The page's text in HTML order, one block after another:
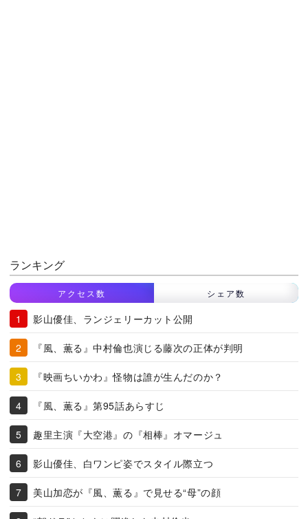
ランキング
アクセス数 シェア数
影山優佳、ランジェリーカット公開
『風、薫る』中村倫也演じる藤次の正体が判明
『映画ちいかわ』怪物は誰が生んだのか？
『風、薫る』第95話あらすじ
趣里主演『大空港』の『相棒』オマージュ
影山優佳、白ワンピ姿でスタイル際立つ
美山加恋が『風、薫る』で見せる“母”の顔